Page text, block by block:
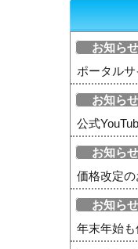
お知らせ
ポータル
お知らせ
公式
お知らせ
価格改定
お知らせ
年末年始も